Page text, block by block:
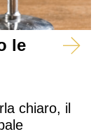
le
chiaro, il